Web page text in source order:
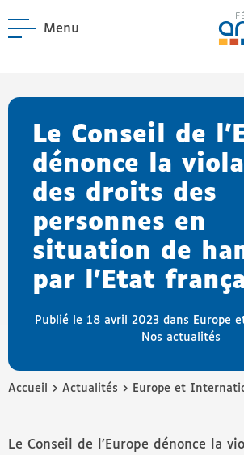
Menu
Le Conseil de
dénonce la
des droits des
personnes en
situation de
par l’Etat
Publié le 18 avril 2023 dans Europe
Nos actualités
Accueil › Actualités › Europe et
Le Conseil de l’Europe dénonce la